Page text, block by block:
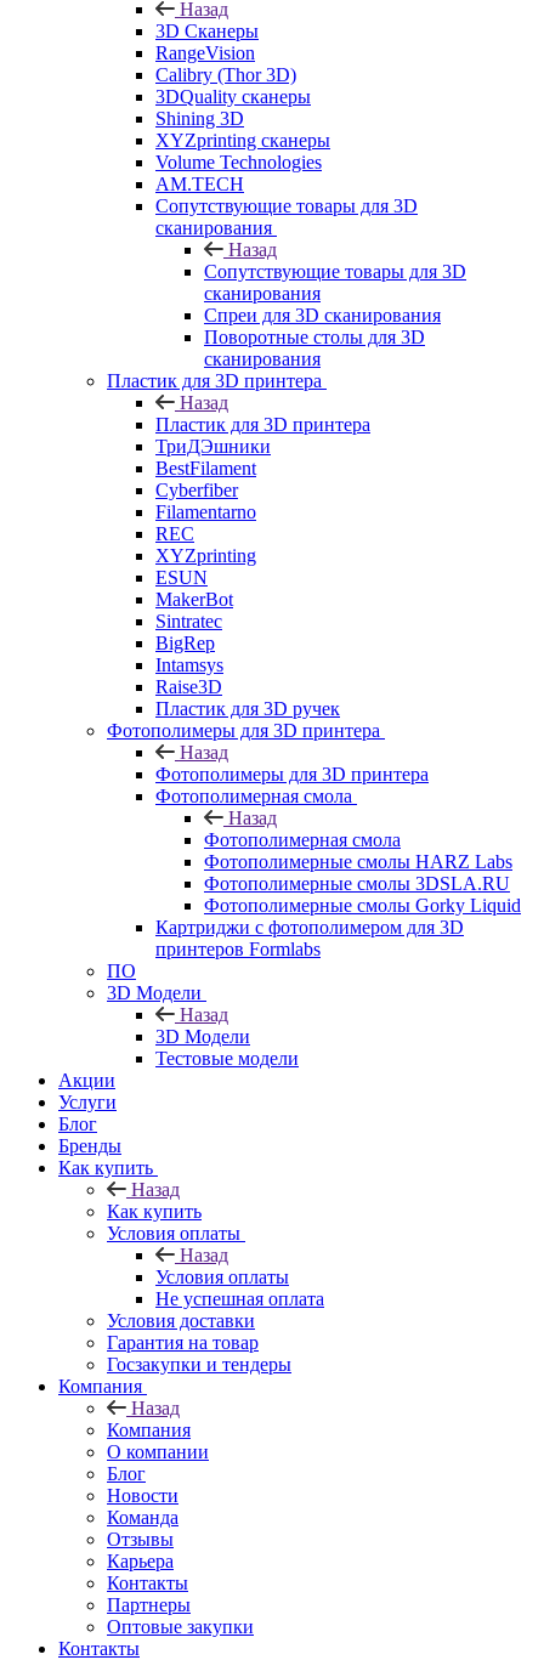
Назад
3D Сканеры
RangeVision
Calibry (Thor 3D)
3DQuality сканеры
Shining 3D
XYZprinting сканеры
Volume Technologies
AM.TECH
Сопутствующие товары для 3D
сканирования
Назад
Сопутствующие товары для 3D
сканирования
Спреи для 3D сканирования
Поворотные столы для 3D
сканирования
Пластик для 3D принтера
Назад
Пластик для 3D принтера
ТриДЭшники
BestFilament
Cyberfiber
Filamentarno
REC
XYZprinting
ESUN
MakerBot
Sintratec
BigRep
Intamsys
Raise3D
Пластик для 3D ручек
Фотополимеры для 3D принтера
Назад
Фотополимеры для 3D принтера
Фотополимерная смола
Назад
Фотополимерная смола
Фотополимерные смолы HARZ Labs
Фотополимерные смолы 3DSLA.RU
Фотополимерные смолы Gorky Liquid
Картриджи с фотополимером для 3D
принтеров Formlabs
ПО
3D Модели
Назад
3D Модели
Тестовые модели
Акции
Услуги
Блог
Бренды
Как купить
Назад
Как купить
Условия оплаты
Назад
Условия оплаты
Не успешная оплата
Условия доставки
Гарантия на товар
Госзакупки и тендеры
Компания
Назад
Компания
О компании
Блог
Новости
Команда
Отзывы
Карьера
Контакты
Партнеры
Оптовые закупки
Контакты